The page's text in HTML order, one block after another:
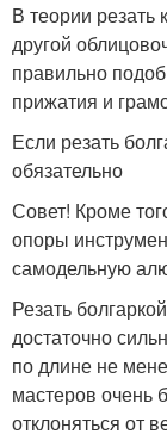
В теории
другой
правильно
прижатия и
Если резать
обязательно
Совет! Кроме
опоры
самодельную
Резать
достаточно
по длине не
мастеров очень
отклоняться от